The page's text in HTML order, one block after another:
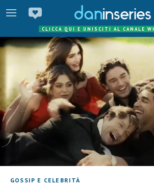
CLICCA QUI E UNISCITI AL CANALE
GOSSIP E CELEBRITÀ